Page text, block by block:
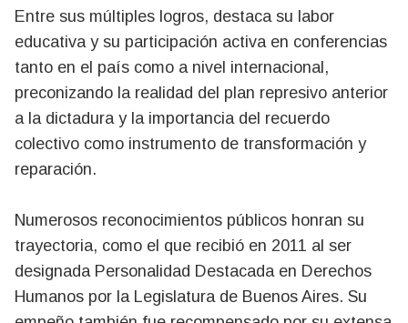
Entre sus múltiples logros, destaca su labor
educativa y su participación activa en conferencias
tanto en el país como a nivel internacional,
preconizando la realidad del plan represivo anterior
a la dictadura y la importancia del recuerdo
colectivo como instrumento de transformación y
reparación.
Numerosos reconocimientos públicos honran su
trayectoria, como el que recibió en 2011 al ser
designada Personalidad Destacada en Derechos
Humanos por la Legislatura de Buenos Aires. Su